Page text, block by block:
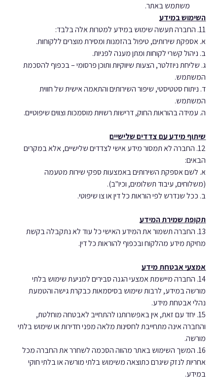
משתמש באתר.
השימוש במידע
11. החברה תעשה שימוש במידע למטרות אלה בלבד:
א. אספקת שירותים, טיפול בהזמנות ומסירת מוצרים ללקוחות.
ב. ניהול קשרי לקוחות ומתן מענה לפניות.
ג. שליחת ניוזלטר, הצעות שיווקיות ותוכן פרסומי – בכפוף להסכמת
המשתמש.
ד. ניתוח סטטיסטי, שיפור השירותים והתאמה אישית של חווית
המשתמש.
ה. עמידה בהוראות החוק, דרישות רשויות מוסמכות וצווים שיפוטיים.
שיתוף מידע עם צדדים שלישיים
12. החברה לא תמסור מידע אישי לצדדים שלישיים, אלא במקרים
הבאים:
א. לשם אספקת השירותים באמצעות ספקי שירות מטעמה
(משלוחים, עיבוד תשלומים, וכיו"ב).
ב. ככל שנדרש לפי הוראות כל דין או צו שיפוטי.
תקופת שמירת המידע
13. החברה תשמור את המידע האישי כל עוד לא נתקבלה בקשת
מחיקת מידע מהלקוח ובכפוף להוראות כל דין.
אמצעי אבטחת מידע
14. החברה מיישמת אמצעי הגנה סבירים למניעת שימוש בלתי
מורשה במידע, לרבות שימוש בסיסמאות כבקרת גישה והטמעת
נהלי אבטחת מידע.
15. יחד עם זאת, אין באפשרותנו להתחייב לאבטחה מוחלטת,
והחברה אינה מתחייבת לחסינות מלאה מפני חדירות או שימוש בלתי
מורשה.
16. המשך השימוש באתר מהווה הסכמה לשחרר את החברה מכל
אחריות לנזק שיגרם כתוצאה משימוש בלתי מורשה או בלתי חוקי
במידע.